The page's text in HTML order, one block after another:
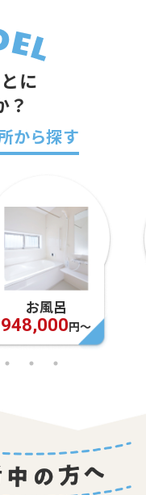
に
？
から探す
お風呂
948,000円〜